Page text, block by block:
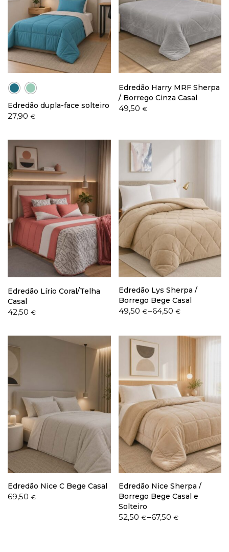
Edredão dupla-face solteiro
27,90 €
Edredão Harry MRF Sherpa
/ Borrego Cinza Casal
49,50 €
Edredão Lírio Coral/Telha
Casal
42,50 €
Edredão Lys Sherpa /
Borrego Bege Casal
49,50 €–64,50 €
Price
through
64,50 €
Edredão Nice C Bege Casal
69,50 €
Edredão Nice Sherpa /
Borrego Bege Casal e
Solteiro
52,50 €–67,50 €
Price